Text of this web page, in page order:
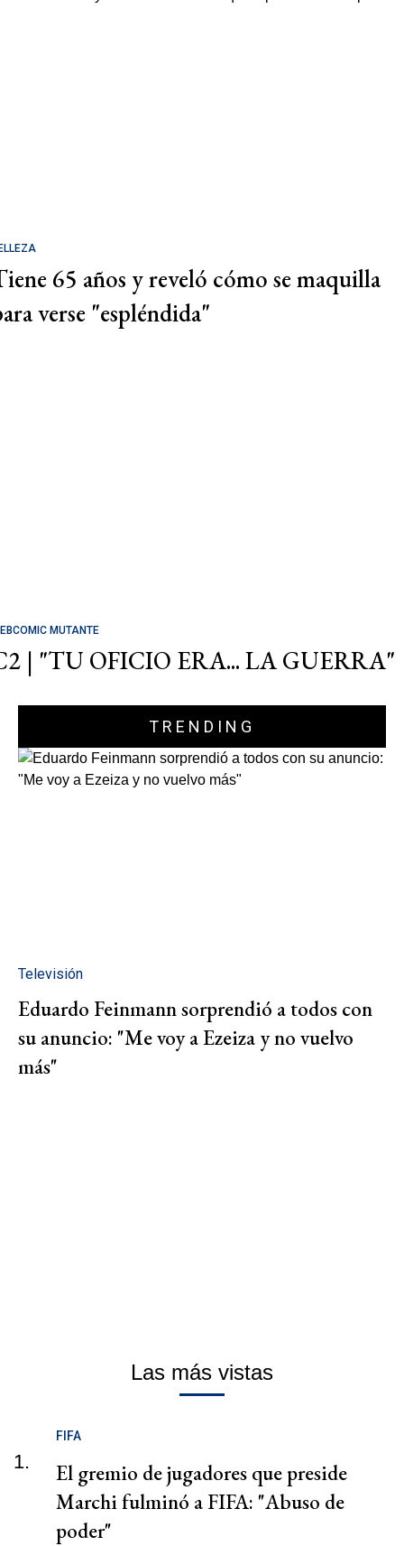
65 años y reveló cómo se maquilla
verse "espléndida"
MUTANTE
| "TU OFICIO ERA... LA GUERRA"
TRENDING
Televisión
Eduardo Feinmann sorprendió a todos con
su anuncio: "Me voy a Ezeiza y no vuelvo
más"
Las más vistas
1.
FIFA
El gremio de jugadores que preside
Marchi fulminó a FIFA: "Abuso de
poder"